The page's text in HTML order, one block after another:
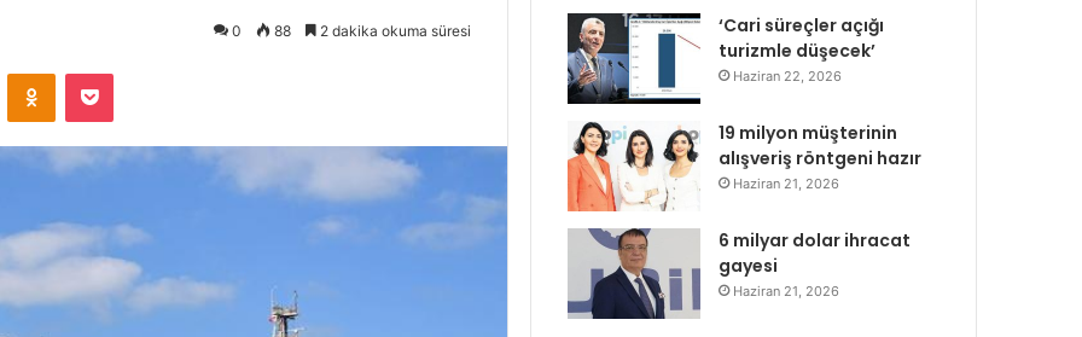
0 88 2 dakika okuma süresi
Odnoklassniki
Pocket
‘Cari süreçler açığı
turizmle düşecek’
Haziran 22, 2026
19 milyon müşterinin
alışveriş röntgeni hazır
Haziran 21, 2026
6 milyar dolar ihracat
gayesi
Haziran 21, 2026